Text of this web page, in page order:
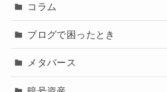
コラム
ブログで困ったとき
メタバース